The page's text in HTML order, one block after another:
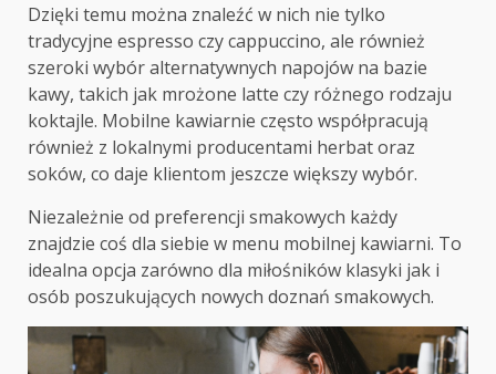
Dzięki temu można znaleźć w nich nie tylko
tradycyjne espresso czy cappuccino, ale również
szeroki wybór alternatywnych napojów na bazie
kawy, takich jak mrożone latte czy różnego rodzaju
koktajle. Mobilne kawiarnie często współpracują
również z lokalnymi producentami herbat oraz
soków, co daje klientom jeszcze większy wybór.
Niezależnie od preferencji smakowych każdy
znajdzie coś dla siebie w menu mobilnej kawiarni. To
idealna opcja zarówno dla miłośników klasyki jak i
osób poszukujących nowych doznań smakowych.